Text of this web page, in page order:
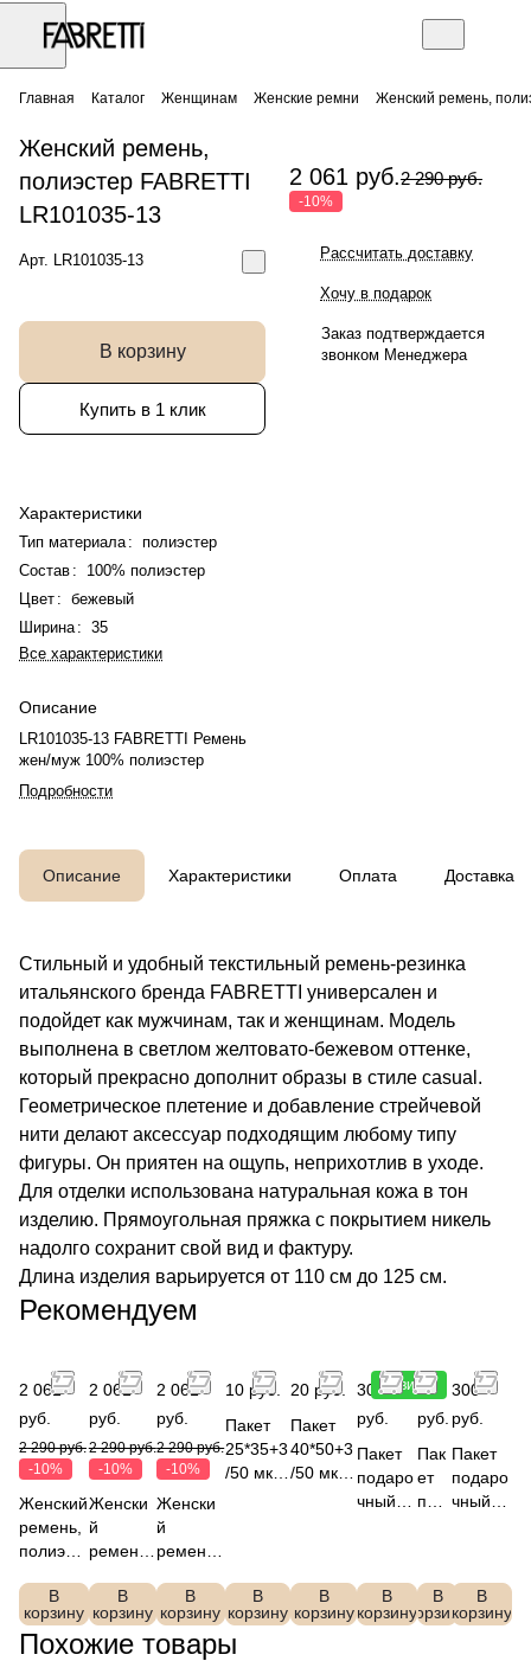
Главная Каталог Женщинам Женские ремни Женский ремень,
Женский ремень,
полиэстер FABRETTI
LR101035-13
Арт. LR101035-13
В корзину
Купить в 1 клик
Характеристики
Тип материала : полиэстер
Состав :
100% полиэстер
Цвет : бежевый
Ширина : 35
Все характеристики
Описание
LR101035-13 FABRETTI Ремень
жен/муж 100% полиэстер
Подробности
2 061 руб.2 290 руб.
-10%
Рассчитать доставку
Хочу в подарок
Заказ подтверждается
звонком Менеджера
Описание Характеристики Оплата Доставка
Стильный и удобный текстильный ремень-резинка
итальянского бренда FABRETTI универсален и
подойдет как мужчинам, так и женщинам. Модель
выполнена в светлом желтовато-бежевом оттенке,
который прекрасно дополнит образы в стиле casual.
Геометрическое плетение и добавление стрейчевой
нити делают аксессуар подходящим любому типу
фигуры. Он приятен на ощупь, неприхотлив в уходе.
Для отделки использована натуральная кожа в тон
изделию. Прямоугольная пряжка с покрытием никель
надолго сохранит свой вид и фактуру.
Длина изделия варьируется от 110 см до 125 см.
Рекомендуем
2 061
руб.
2 290 руб.
-10%
Женский
ремень,
полиэст
FABRET
TI
LR10103
В
корзину
2 061
руб.
2 290 руб.
-10%
Женски
й
ремень,
FABRET
TI
В
корзину
2 061
руб.
2 290 руб.
-10%
Женски
й
ремень,
FABRET
TI
В
корзину
10 руб.
Пакет
25*35+3
/50 мкм,
TI
В
корзину
20 руб.
Пакет
40*50+3
/50 мкм,
TI
В
корзину
Новинка
300
руб.
Пакет
подаро
чный
FABRE
TTI
В
корзину
300
руб.
Пак
ет
под
C22
01
В
корзину
300
руб.
Пакет
подаро
чный
FABRE
TTI
В
корзину
Похожие товары